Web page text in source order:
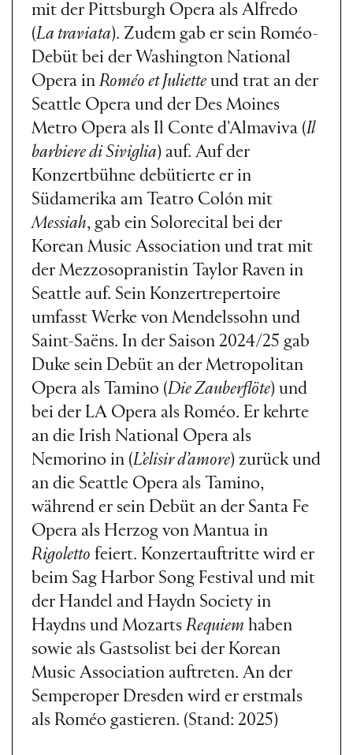
mit der Pittsburgh Opera als Alfredo
(La traviata). Zudem gab er sein Roméo-
Debüt bei der Washington National
Opera in Roméo et Juliette und trat an der
Seattle Opera und der Des Moines
Metro Opera als Il Conte d'Almaviva (Il
barbiere di Siviglia) auf. Auf der
Konzertbühne debütierte er in
Südamerika am Teatro Colón mit
Messiah, gab ein Solorecital bei der
Korean Music Association und trat mit
der Mezzosopranistin Taylor Raven in
Seattle auf. Sein Konzertrepertoire
umfasst Werke von Mendelssohn und
Saint-Saëns. In der Saison 2024/25 gab
Duke sein Debüt an der Metropolitan
Opera als Tamino (Die Zauberflöte) und
bei der LA Opera als Roméo. Er kehrte
an die Irish National Opera als
Nemorino in (L’elisir d’amore) zurück und
an die Seattle Opera als Tamino,
während er sein Debüt an der Santa Fe
Opera als Herzog von Mantua in
Rigoletto feiert. Konzertauftritte wird er
beim Sag Harbor Song Festival und mit
der Handel and Haydn Society in
Haydns und Mozarts Requiem haben
sowie als Gastsolist bei der Korean
Music Association auftreten. An der
Semperoper Dresden wird er erstmals
als Roméo gastieren. (Stand: 2025)